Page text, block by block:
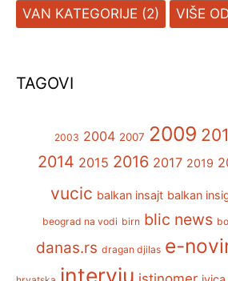
VAN KATEGORIJE (2) VIŠE
TAGOVI
2003 2004 2007 2009
2014 2015 2016 2017 2019
vucic balkan insajt balkan
beograd na vodi birn blic news
danas.rs dragan djilas e-
intervju